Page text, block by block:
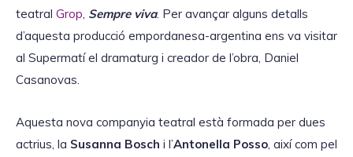
EMBED
teatral Grop, Sempre viva. Per avançar alguns detalls
d’aquesta producció empordanesa-argentina ens va visitar
al Supermatí el dramaturg i creador de l’obra, Daniel
Casanovas.
Aquesta nova companyia teatral està formada per dues
actrius, la Susanna Bosch i l’Antonella Posso, així com pel